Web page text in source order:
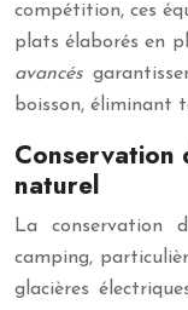
compétition, ces
plats élaborés en
avancés
boisson, éliminant
Conservation
naturel
La conservation
camping,
glacières